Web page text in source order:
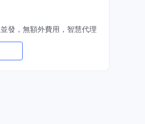
發，無額外費用，智慧代理